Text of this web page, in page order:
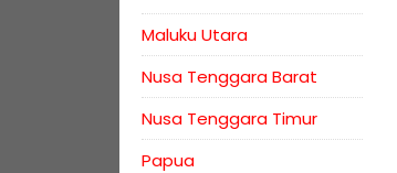
Maluku Utara
Nusa Tenggara Barat
Nusa Tenggara Timur
Papua